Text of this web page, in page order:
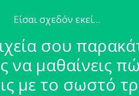
Είσαι σχεδόν εκεί…
σου
να μαθαίνεις
με το σωστό